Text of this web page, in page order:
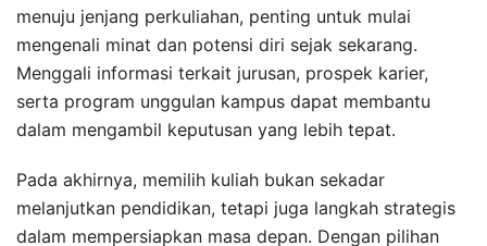
menuju jenjang perkuliahan, penting untuk mulai
mengenali minat dan potensi diri sejak sekarang.
Menggali informasi terkait jurusan, prospek karier,
serta program unggulan kampus dapat membantu
dalam mengambil keputusan yang lebih tepat.
Pada akhirnya, memilih kuliah bukan sekadar
melanjutkan pendidikan, tetapi juga langkah strategis
dalam mempersiapkan masa depan. Dengan pilihan